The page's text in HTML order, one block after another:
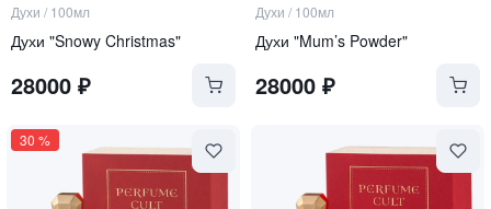
Духи / 100мл
Духи "Snowy Christmas"
28000 ₽
Духи / 100мл
Духи "Mum’s Powder"
28000₽
30 %